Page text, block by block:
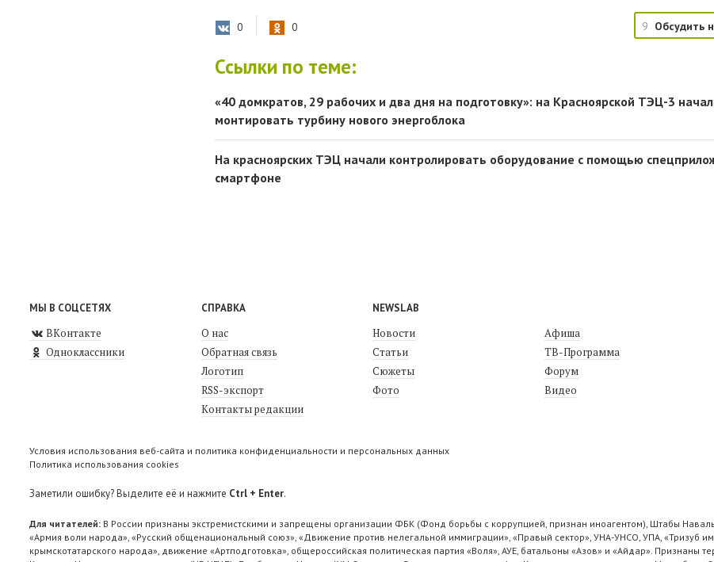
0 0 9 Обсудить
Ссылки по теме:
«40 домкратов, 29 рабочих и два дня на подготовку»: на Красноярской ТЭЦ-3
монтировать турбину нового энергоблока
На красноярских ТЭЦ начали контролировать оборудование с помощью
смартфоне
МЫ В СОЦСЕТЯХ
ВКонтакте
Одноклассники
СПРАВКА
О нас
Обратная связь
Логотип
RSS-экспорт
Контакты редакции
NEWSLAB
Новости
Статьи
Сюжеты
Фото
Афиша
ТВ-Программа
Форум
Видео
Условия использования веб-сайта и политика конфиденциальности и персональных данных
Политика использования cookies
Заметили ошибку? Выделите её и нажмите Ctrl + Enter.
Для читателей: В России признаны экстремистскими и запрещены организации ФБК (Фонд борьбы с коррупцией, признан иноагентом), Штабы
«Армия воли народа», «Русский общенациональный союз», «Движение против нелегальной иммиграции», «Правый сектор», УНА-УНСО, УПА, «Тризуб
крымскотатарского народа», движение «Артподготовка», общероссийская политическая партия «Воля», АУЕ, батальоны «Азов» и «Айдар».